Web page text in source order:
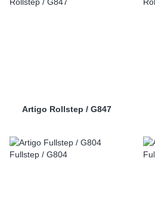
Artigo Rollstep / G847